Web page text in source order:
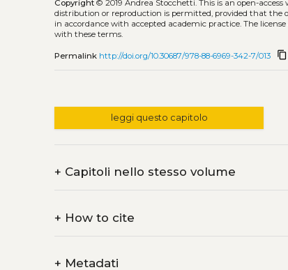
Copyright © 2019 Andrea Stocchetti.This is an open-
distribution or reproduction is permitted, provided that the
in accordance with accepted academic practice. The
with these terms.
Permalink http://doi.org/10.30687/978-88-6969-342-7/013 content_copy
leggi questo capitolo
+ Capitoli nello stesso volume
+ How to cite
+ Metadati